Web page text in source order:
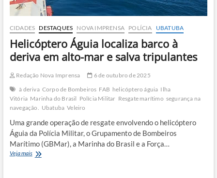
CIDADES DESTAQUES NOVA IMPRENSA POLÍCIA UBATUBA
Helicóptero Águia localiza barco à
deriva em alto-mar e salva tripulantes
Redação Nova Imprensa
6 de outubro de 2025
à deriva Corpo de Bombeiros FAB helicóptero águia Ilha
Vitória Marinha do Brasil Polícia Militar Resgate marítimo segurança na
navegação. Ubatuba Veleiro
Uma grande operação de resgate envolvendo o helicóptero
Águia da Polícia Militar, o Grupamento de Bombeiros
Marítimo (GBMar), a Marinha do Brasil e a Força…
Veja maisHelicóptero